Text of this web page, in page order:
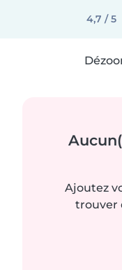
4,7 / 5
Ajoutez
trouver